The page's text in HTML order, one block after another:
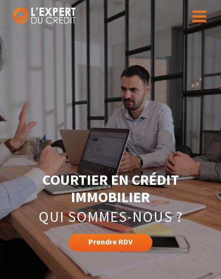
COURTIER EN CRÉDIT
IMMOBILIER
QUI SOMMES-NOUS ?
Prendre RDV